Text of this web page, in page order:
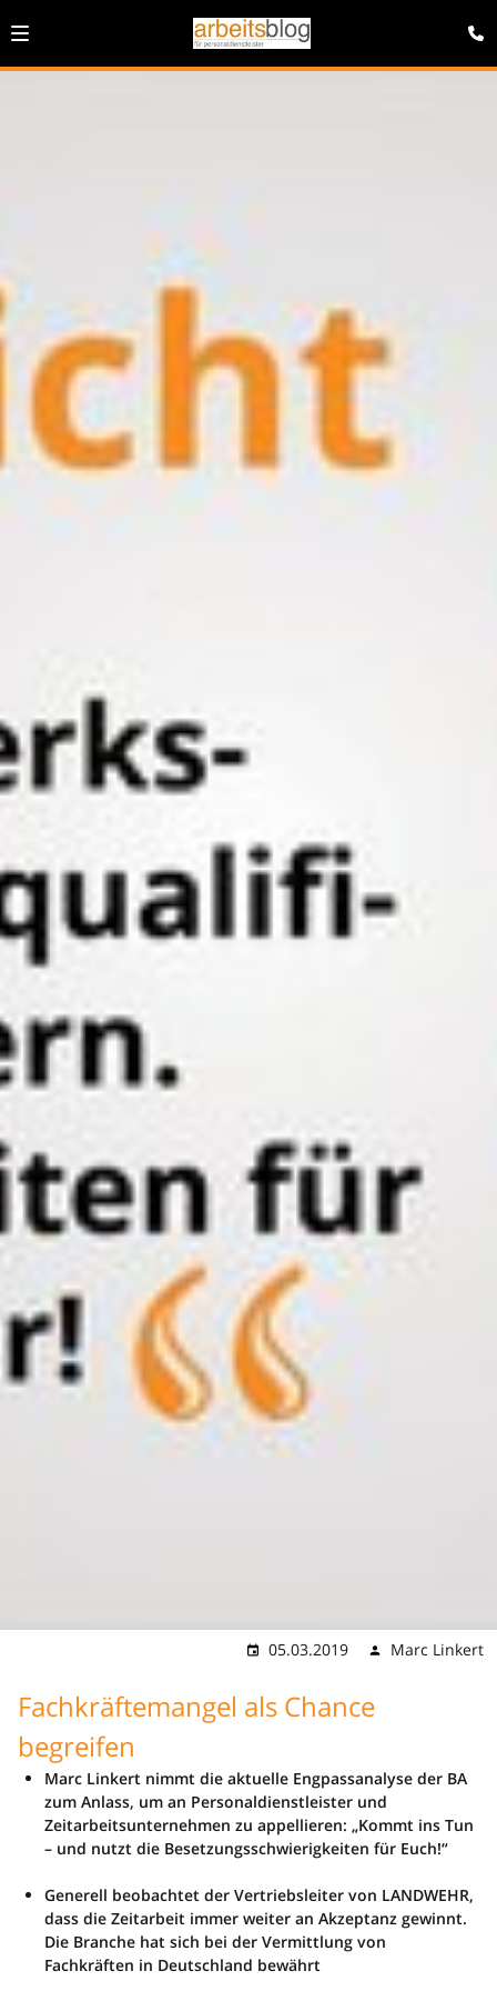
05.03.2019 Marc Linkert
Fachkräftemangel als Chance
begreifen
Marc Linkert nimmt die aktuelle Engpassanalyse der BA
zum Anlass, um an Personaldienstleister und
Zeitarbeitsunternehmen zu appellieren: „Kommt ins Tun
– und nutzt die Besetzungsschwierigkeiten für Euch!“
Generell beobachtet der Vertriebsleiter von LANDWEHR,
dass die Zeitarbeit immer weiter an Akzeptanz gewinnt.
Die Branche hat sich bei der Vermittlung von
Fachkräften in Deutschland bewährt